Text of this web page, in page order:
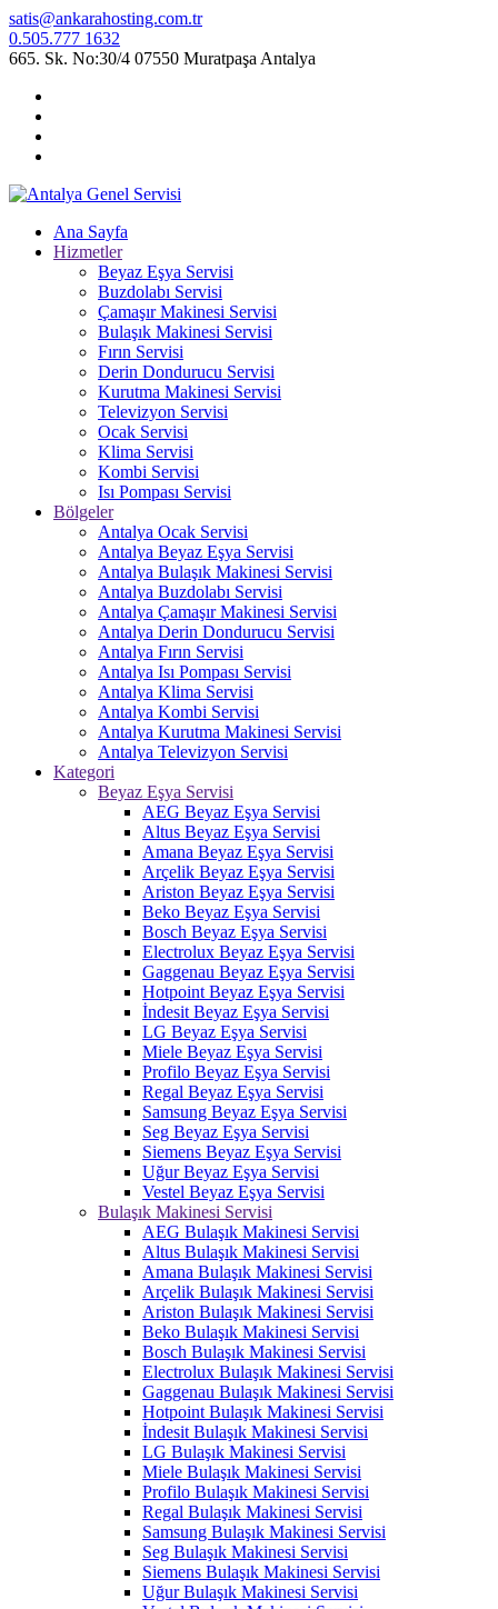
satis@ankarahosting.com.tr
0.505.777 1632
665. Sk. No:30/4 07550 Muratpaşa Antalya
Ana Sayfa
Hizmetler
Beyaz Eşya Servisi
Buzdolabı Servisi
Çamaşır Makinesi Servisi
Bulaşık Makinesi Servisi
Fırın Servisi
Derin Dondurucu Servisi
Kurutma Makinesi Servisi
Televizyon Servisi
Ocak Servisi
Klima Servisi
Kombi Servisi
Isı Pompası Servisi
Bölgeler
Antalya Ocak Servisi
Antalya Beyaz Eşya Servisi
Antalya Bulaşık Makinesi Servisi
Antalya Buzdolabı Servisi
Antalya Çamaşır Makinesi Servisi
Antalya Derin Dondurucu Servisi
Antalya Fırın Servisi
Antalya Isı Pompası Servisi
Antalya Klima Servisi
Antalya Kombi Servisi
Antalya Kurutma Makinesi Servisi
Antalya Televizyon Servisi
Kategori
Beyaz Eşya Servisi
AEG Beyaz Eşya Servisi
Altus Beyaz Eşya Servisi
Amana Beyaz Eşya Servisi
Arçelik Beyaz Eşya Servisi
Ariston Beyaz Eşya Servisi
Beko Beyaz Eşya Servisi
Bosch Beyaz Eşya Servisi
Electrolux Beyaz Eşya Servisi
Gaggenau Beyaz Eşya Servisi
Hotpoint Beyaz Eşya Servisi
İndesit Beyaz Eşya Servisi
LG Beyaz Eşya Servisi
Miele Beyaz Eşya Servisi
Profilo Beyaz Eşya Servisi
Regal Beyaz Eşya Servisi
Samsung Beyaz Eşya Servisi
Seg Beyaz Eşya Servisi
Siemens Beyaz Eşya Servisi
Uğur Beyaz Eşya Servisi
Vestel Beyaz Eşya Servisi
Bulaşık Makinesi Servisi
AEG Bulaşık Makinesi Servisi
Altus Bulaşık Makinesi Servisi
Amana Bulaşık Makinesi Servisi
Arçelik Bulaşık Makinesi Servisi
Ariston Bulaşık Makinesi Servisi
Beko Bulaşık Makinesi Servisi
Bosch Bulaşık Makinesi Servisi
Electrolux Bulaşık Makinesi Servisi
Gaggenau Bulaşık Makinesi Servisi
Hotpoint Bulaşık Makinesi Servisi
İndesit Bulaşık Makinesi Servisi
LG Bulaşık Makinesi Servisi
Miele Bulaşık Makinesi Servisi
Profilo Bulaşık Makinesi Servisi
Regal Bulaşık Makinesi Servisi
Samsung Bulaşık Makinesi Servisi
Seg Bulaşık Makinesi Servisi
Siemens Bulaşık Makinesi Servisi
Uğur Bulaşık Makinesi Servisi